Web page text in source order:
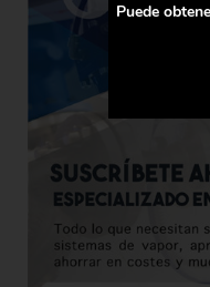
Puede